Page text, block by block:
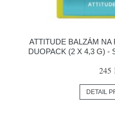
ATTITUDE BALZÁM NA
DUOPACK (2 X 4,3 G) -
245
DETAIL